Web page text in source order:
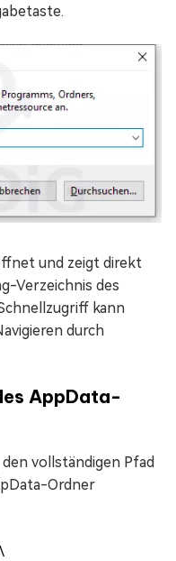
und zeigt direkt
Verzeichnis des
kann
durch
AppData-
vollständigen Pfad
Ordner